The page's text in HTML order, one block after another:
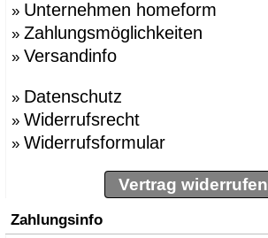
» Unternehmen homeform
» Zahlungsmöglichkeiten
» Versandinfo
» Datenschutz
» Widerrufsrecht
» Widerrufsformular
Vertrag widerrufen
Zahlungsinfo